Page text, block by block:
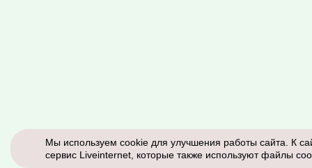
Мы используем cookie для улучшения работы сайта. К
сервис Liveinternet, которые также используют файлы